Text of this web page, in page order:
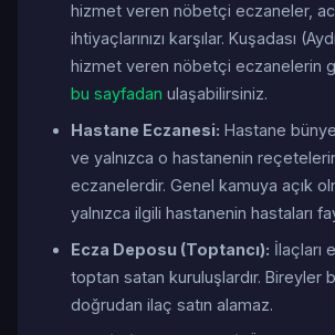
hizmet veren nöbetçi eczaneler,
ihtiyaçlarınızı karşılar. Kuşadası
hizmet veren nöbetçi eczanelerin
bu sayfadan ulaşabilirsiniz.
Hastane Eczanesi: Hastane
ve yalnızca o hastanenin
eczanelerdir. Genel kamuya açık
yalnızca ilgili hastanenin hastaları
Ecza Deposu (Toptancı): İlaçları
toptan satan kuruluşlardır. Bireyler
doğrudan ilaç satın alamaz.